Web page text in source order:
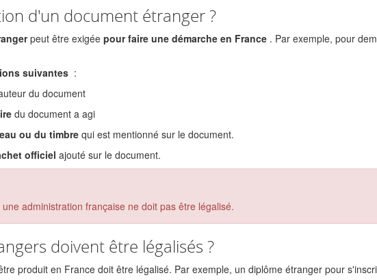
d'un document étranger ?
peut être exigée pour faire une démarche en France . Par exemple, pour
suivantes :
du document
du document a agi
ou du timbre qui est mentionné sur le document.
officiel ajouté sur le document.
administration française ne doit pas être légalisé.
doivent être légalisés ?
produit en France doit être légalisé. Par exemple, un diplôme étranger pour